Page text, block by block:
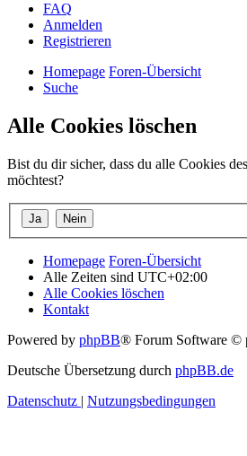
FAQ
Anmelden
Registrieren
Homepage Foren-Übersicht
Suche
Alle Cookies löschen
Bist du dir sicher, dass du alle Cookies
möchtest?
Homepage Foren-Übersicht
Alle Zeiten sind UTC+02:00
Alle Cookies löschen
Kontakt
Powered by phpBB® Forum Software ©
Deutsche Übersetzung durch phpBB.de
Datenschutz
Nutzungsbedingungen